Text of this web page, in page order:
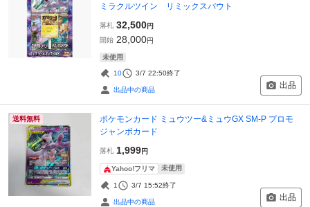
ミラクルツイン リミックスバウト
落札 32,500円
開始 28,000円
未使用
10 3/7 22:50終了
出品中の商品 出品
送料無料
ポケモンカード ミュウツー&ミュウGX SM-P プロモ
ジャンボカード
落札 1,999円
Yahoo!フリマ 未使用
1 3/7 15:52終了
出品中の商品 出品